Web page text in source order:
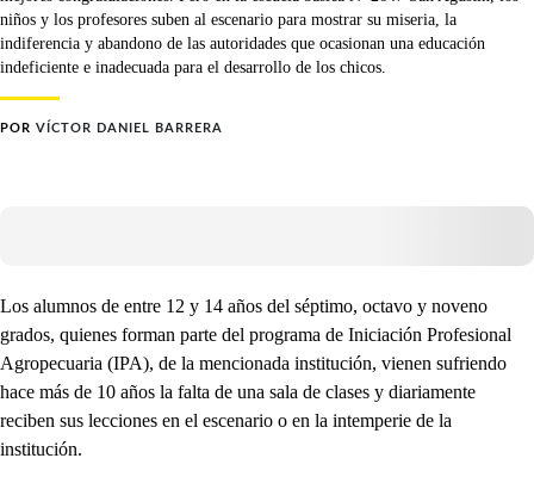
niños y los profesores suben al escenario para mostrar su miseria, la
indiferencia y abandono de las autoridades que ocasionan una educación
indeficiente e inadecuada para el desarrollo de los chicos.
POR VÍCTOR DANIEL BARRERA
Los alumnos de entre 12 y 14 años del séptimo, octavo y noveno
grados, quienes forman parte del programa de Iniciación Profesional
Agropecuaria (IPA), de la mencionada institución, vienen sufriendo
hace más de 10 años la falta de una sala de clases y diariamente
reciben sus lecciones en el escenario o en la intemperie de la
institución.